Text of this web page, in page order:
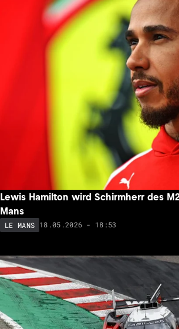
Lewis Hamilton wird Schirmherr des
Mans
LE MANS 18.05.2026 - 18:53